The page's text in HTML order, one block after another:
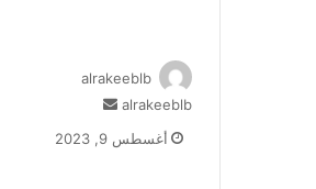
alrakeeblb
alrakeeblb
س
أغسطس 9, 2023